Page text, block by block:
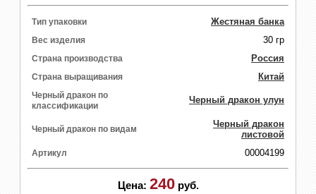
Тип упаковки Жестяная банка
Вес изделия 30 гр
Страна производства Россия
Страна выращивания Китай
Черный дракон по
классификации
Черный дракон улун
Черный дракон по видам
Черный дракон
листовой
Артикул 00004199
Цена: 240 руб.